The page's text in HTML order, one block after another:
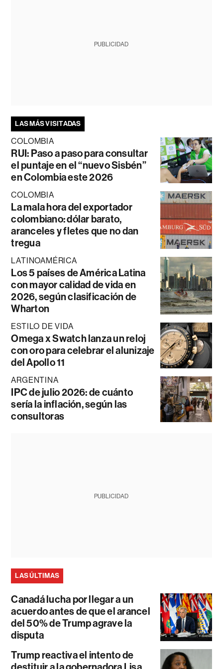
PUBLICIDAD
LAS MÁS VISITADAS
COLOMBIA
RUI: Paso a paso para consultar
el puntaje en el “nuevo Sisbén”
en Colombia este 2026
COLOMBIA
La mala hora del exportador
colombiano: dólar barato,
aranceles y fletes que no dan
tregua
LATINOAMÉRICA
Los 5 países de América Latina
con mayor calidad de vida en
2026, según clasificación de
Wharton
ESTILO DE VIDA
Omega x Swatch lanza un reloj
con oro para celebrar el alunizaje
del Apollo 11
ARGENTINA
IPC de julio 2026: de cuánto
sería la inflación, según las
consultoras
PUBLICIDAD
LAS ÚLTIMAS
Canadá lucha por llegar a un
acuerdo antes de que el arancel
del 50% de Trump agrave la
disputa
Trump reactiva el intento de